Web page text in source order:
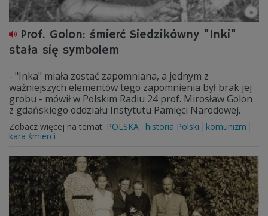
Prof. Golon: śmierć Siedzikówny "Inki"
stała się symbolem
- "Inka" miała zostać zapomniana, a jednym z
ważniejszych elementów tego zapomnienia był brak jej
grobu - mówił w Polskim Radiu 24 prof. Mirosław Golon
z gdańskiego oddziału Instytutu Pamięci Narodowej.
Zobacz więcej na temat: POLSKA historia Polski
komunizm
kara śmierci